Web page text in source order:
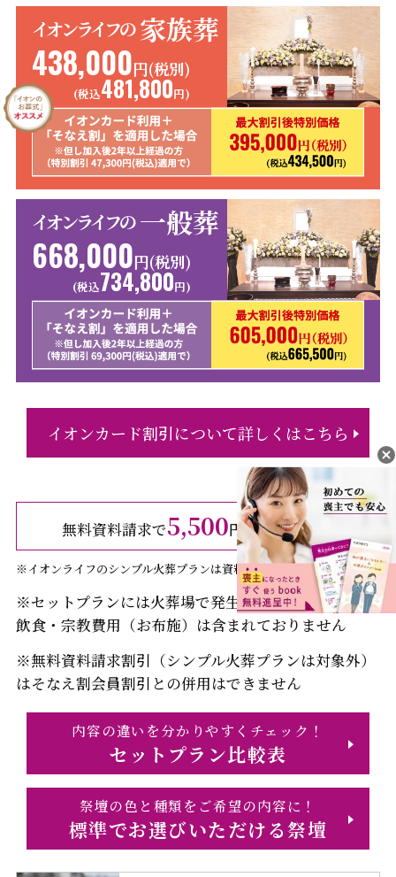
イオンライフの 家族葬
438,000円(税別)
(税込481,800円)
イオンライフの 一般葬
668,000円(税別)
(税込734,800円)
イオンカード割引について詳しくはこちら
無料資料請求で5,500円（税込）引き
※イオンライフのシンプル火葬プランは資料請求割引の対象外です。
※セットプランには火葬場で発生する費用・返礼品・
飲食・宗教費用（お布施）は含まれておりません
※無料資料請求割引（シンプル火葬プランは対象外）
はそなえ割会員割引との併用はできません
内容の違いを分かりやすくチェック！
セットプラン比較表
祭壇の色と種類をご希望の内容に！
標準でお選びいただける祭壇